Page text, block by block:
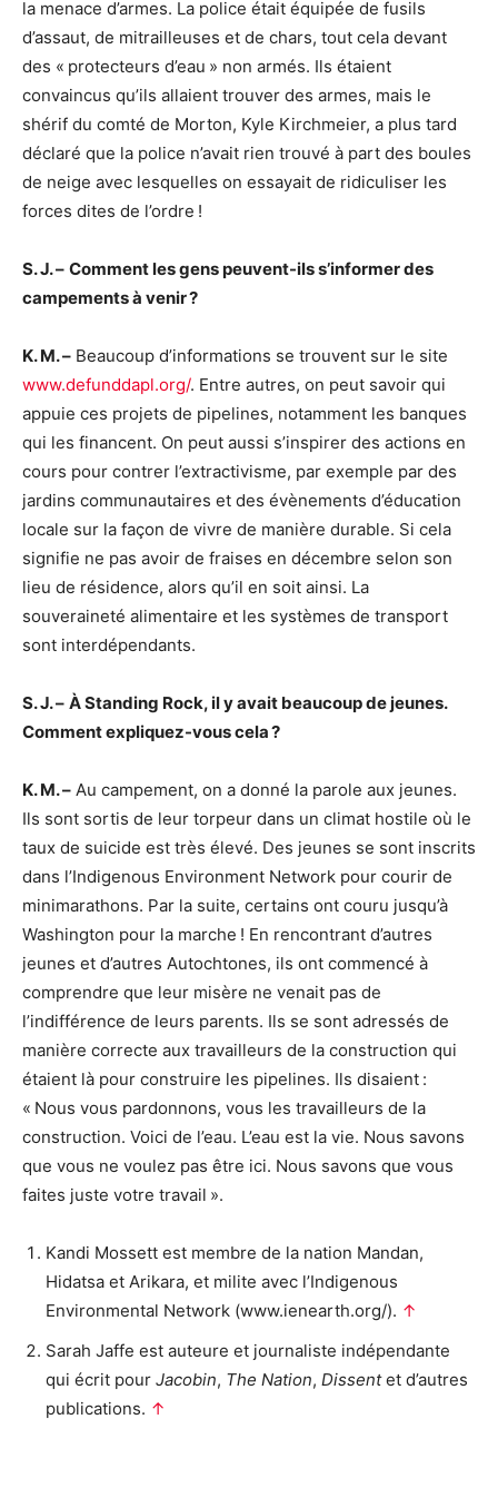
la menace d’armes. La police était équipée de fusils
d’assaut, de mitrailleuses et de chars, tout cela devant
des « protecteurs d’eau » non armés. Ils étaient
convaincus qu’ils allaient trouver des armes, mais le
shérif du comté de Morton, Kyle Kirchmeier, a plus tard
déclaré que la police n’avait rien trouvé à part des boules
de neige avec lesquelles on essayait de ridiculiser les
forces dites de l’ordre !
S. J. – Comment les gens peuvent-ils s’informer des
campements à venir ?
K. M. – Beaucoup d’informations se trouvent sur le site
www.defunddapl.org/. Entre autres, on peut savoir qui
appuie ces projets de pipelines, notamment les banques
qui les financent. On peut aussi s’inspirer des actions en
cours pour contrer l’extractivisme, par exemple par des
jardins communautaires et des évènements d’éducation
locale sur la façon de vivre de manière durable. Si cela
signifie ne pas avoir de fraises en décembre selon son
lieu de résidence, alors qu’il en soit ainsi. La
souveraineté alimentaire et les systèmes de transport
sont interdépendants.
S. J. – À Standing Rock, il y avait beaucoup de jeunes.
Comment expliquez-vous cela ?
K. M. – Au campement, on a donné la parole aux jeunes.
Ils sont sortis de leur torpeur dans un climat hostile où le
taux de suicide est très élevé. Des jeunes se sont inscrits
dans l’Indigenous Environment Network pour courir de
minimarathons. Par la suite, certains ont couru jusqu’à
Washington pour la marche ! En rencontrant d’autres
jeunes et d’autres Autochtones, ils ont commencé à
comprendre que leur misère ne venait pas de
l’indifférence de leurs parents. Ils se sont adressés de
manière correcte aux travailleurs de la construction qui
étaient là pour construire les pipelines. Ils disaient :
« Nous vous pardonnons, vous les travailleurs de la
construction. Voici de l’eau. L’eau est la vie. Nous savons
que vous ne voulez pas être ici. Nous savons que vous
faites juste votre travail ».
Kandi Mossett est membre de la nation Mandan,
Hidatsa et Arikara, et milite avec l’Indigenous
Environmental Network (www.ienearth.org/). ↑
Sarah Jaffe est auteure et journaliste indépendante
qui écrit pour Jacobin, The Nation, Dissentet d’autres
publications. ↑